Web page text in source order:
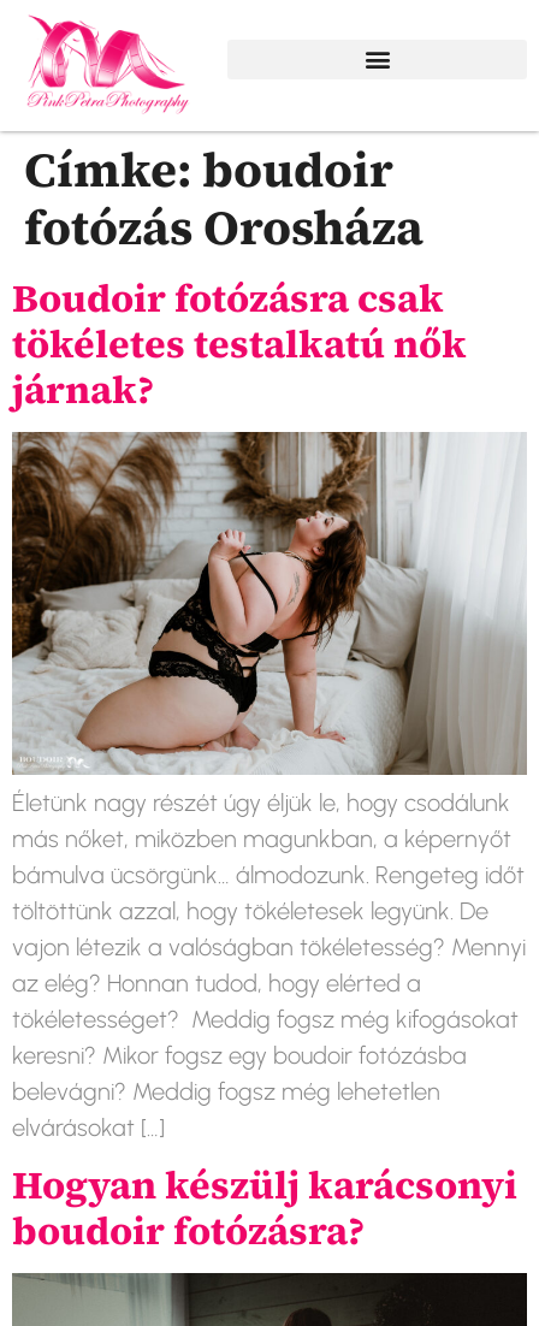
Címke: boudoir
fotózás Orosháza
Boudoir fotózásra csak
tökéletes testalkatú nők
járnak?
Életünk nagy részét úgy éljük le, hogy csodálunk
más nőket, miközben magunkban, a képernyőt
bámulva ücsörgünk… álmodozunk. Rengeteg időt
töltöttünk azzal, hogy tökéletesek legyünk. De
vajon létezik a valóságban tökéletesség? Mennyi
az elég? Honnan tudod, hogy elérted a
tökéletességet? Meddig fogsz még kifogásokat
keresni? Mikor fogsz egy boudoir fotózásba
belevágni? Meddig fogsz még lehetetlen
elvárásokat […]
Hogyan készülj karácsonyi
boudoir fotózásra?